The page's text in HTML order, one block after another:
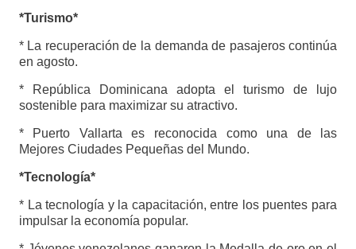
*Turismo*
* La recuperación de la demanda de pasajeros continúa
en agosto.
* República Dominicana adopta el turismo de lujo
sostenible para maximizar su atractivo.
* Puerto Vallarta es reconocida como una de las
Mejores Ciudades Pequeñas del Mundo.
*Tecnología*
* La tecnología y la capacitación, entre los puentes para
impulsar la economía popular.